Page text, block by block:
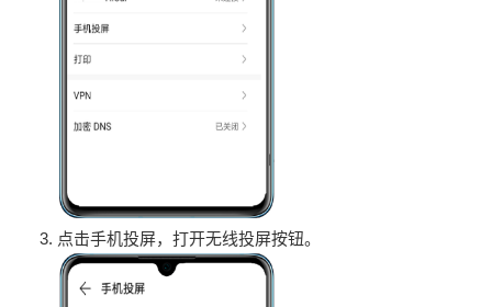
点击手机投屏，打开无线投屏按钮。